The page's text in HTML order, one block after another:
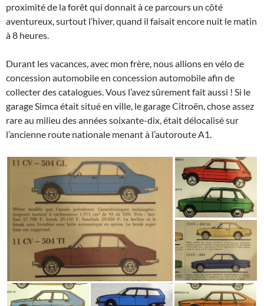
proximité de la forêt qui donnait à ce parcours un côté
aventureux, surtout l’hiver, quand il faisait encore nuit le matin
à 8 heures.
Durant les vacances, avec mon frère, nous allions en vélo de
concession automobile en concession automobile afin de
collecter des catalogues. Vous l’avez sûrement fait aussi ! Si le
garage Simca était situé en ville, le garage Citroën, chose assez
rare au milieu des années soixante-dix, était délocalisé sur
l’ancienne route nationale menant à l’autoroute A1.